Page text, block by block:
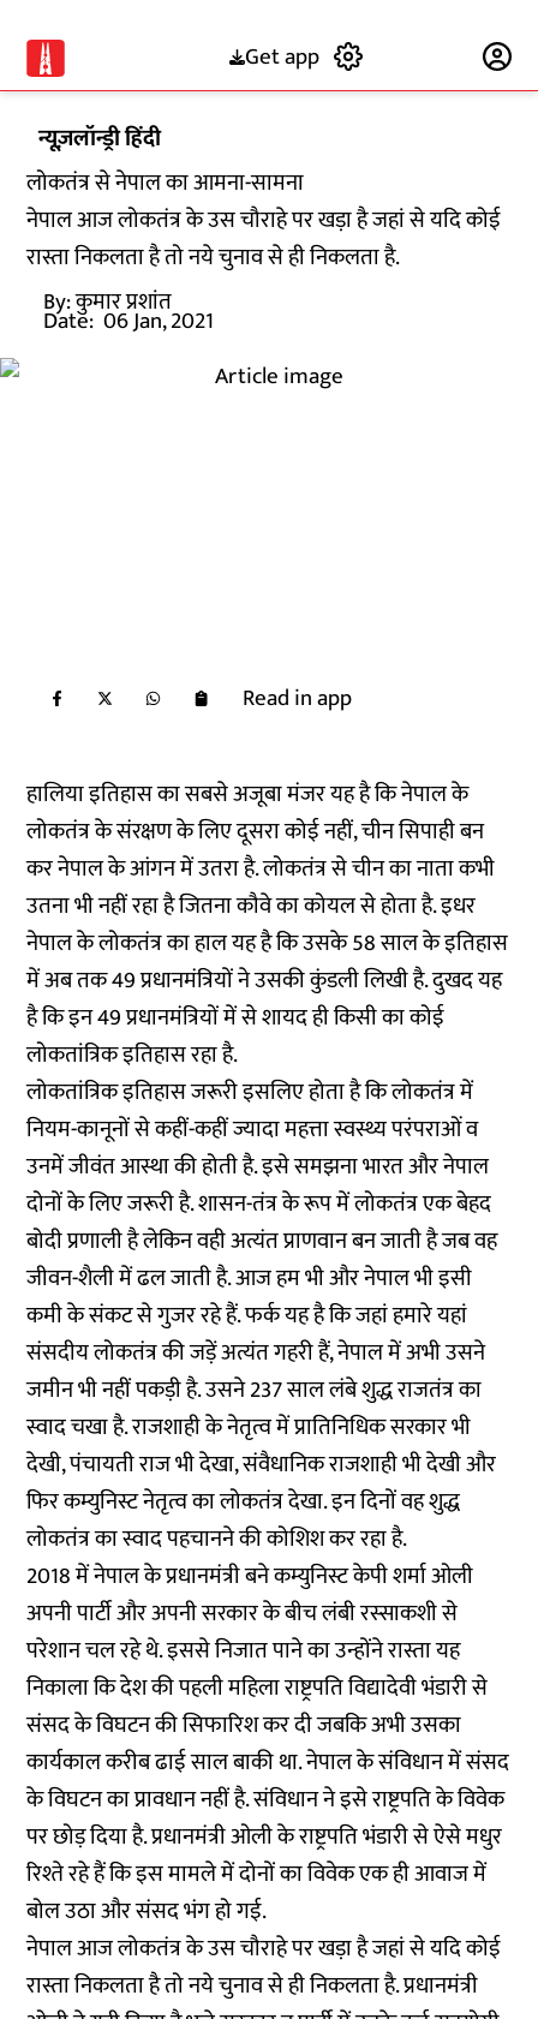
Get app
न्यूज़लॉन्ड्री हिंदी
लोकतंत्र से नेपाल का आमना-सामना
नेपाल आज लोकतंत्र के उस चौराहे पर खड़ा है जहां से यदि कोई
रास्ता निकलता है तो नये चुनाव से ही निकलता है.
By:कुमार प्रशांत
Date: 06 Jan, 2021
Read in app
हालिया इतिहास का सबसे अजूबा मंजर यह है कि नेपाल के
लोकतंत्र के संरक्षण के लिए दूसरा कोई नहीं, चीन सिपाही बन
कर नेपाल के आंगन में उतरा है. लोकतंत्र से चीन का नाता कभी
उतना भी नहीं रहा है जितना कौवे का कोयल से होता है. इधर
नेपाल के लोकतंत्र का हाल यह है कि उसके 58 साल के इतिहास
में अब तक 49 प्रधानमंत्रियों ने उसकी कुंडली लिखी है. दुखद यह
है कि इन 49 प्रधानमंत्रियों में से शायद ही किसी का कोई
लोकतांत्रिक इतिहास रहा है.
लोकतांत्रिक इतिहास जरूरी इसलिए होता है कि लोकतंत्र में
नियम-कानूनों से कहीं-कहीं ज्यादा महत्ता स्वस्थ्य परंपराओं व
उनमें जीवंत आस्था की होती है. इसे समझना भारत और नेपाल
दोनों के लिए जरूरी है. शासन-तंत्र के रूप में लोकतंत्र एक बेहद
बोदी प्रणाली है लेकिन वही अत्यंत प्राणवान बन जाती है जब वह
जीवन-शैली में ढल जाती है. आज हम भी और नेपाल भी इसी
कमी के संकट से गुजर रहे हैं. फर्क यह है कि जहां हमारे यहां
संसदीय लोकतंत्र की जड़ें अत्यंत गहरी हैं, नेपाल में अभी उसने
जमीन भी नहीं पकड़ी है. उसने 237 साल लंबे शुद्ध राजतंत्र का
स्वाद चखा है. राजशाही के नेतृत्व में प्रातिनिधिक सरकार भी
देखी, पंचायती राज भी देखा, संवैधानिक राजशाही भी देखी और
फिर कम्युनिस्ट नेतृत्व का लोकतंत्र देखा. इन दिनों वह शुद्ध
लोकतंत्र का स्वाद पहचानने की कोशिश कर रहा है.
2018 में नेपाल के प्रधानमंत्री बने कम्युनिस्ट केपी शर्मा ओली
अपनी पार्टी और अपनी सरकार के बीच लंबी रस्साकशी से
परेशान चल रहे थे. इससे निजात पाने का उन्होंने रास्ता यह
निकाला कि देश की पहली महिला राष्ट्रपति विद्यादेवी भंडारी से
संसद के विघटन की सिफारिश कर दी जबकि अभी उसका
कार्यकाल करीब ढाई साल बाकी था. नेपाल के संविधान में संसद
के विघटन का प्रावधान नहीं है. संविधान ने इसे राष्ट्रपति के विवेक
पर छोड़ दिया है. प्रधानमंत्री ओली के राष्ट्रपति भंडारी से ऐसे मधुर
रिश्ते रहे हैं कि इस मामले में दोनों का विवेक एक ही आवाज में
बोल उठा और संसद भंग हो गई.
नेपाल आज लोकतंत्र के उस चौराहे पर खड़ा है जहां से यदि कोई
रास्ता निकलता है तो नये चुनाव से ही निकलता है. प्रधानमंत्री